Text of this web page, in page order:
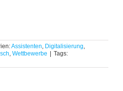
Assistenten, Digitalisierung,
, Wettbewerbe
Tags: